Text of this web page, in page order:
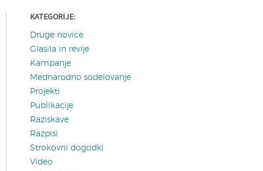
KATEGORIJE:
Druge novice
Glasila in revije
Kampanje
Mednarodno sodelovanje
Projekti
Publikacije
Raziskave
Razpisi
Strokovni dogodki
Video